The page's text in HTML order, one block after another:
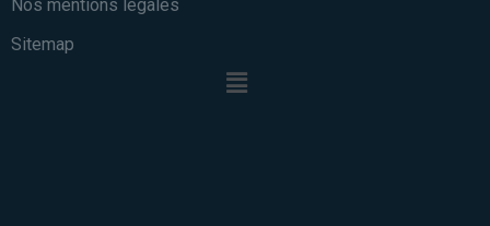
Nos mentions légales
Sitemap